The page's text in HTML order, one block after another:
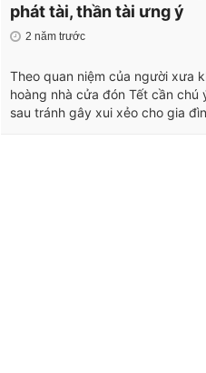
phát tài, thần tài ưng ý
2 năm trước
Theo quan niệm của người xưa
hoàng nhà cửa đón Tết cần chú
sau tránh gây xui xẻo cho gia